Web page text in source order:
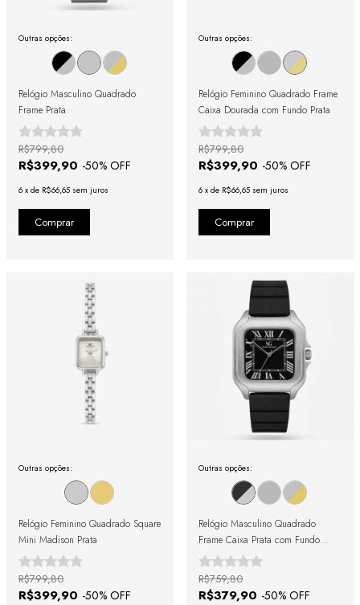
Outras opções:
Relógio Masculino Quadrado
Frame Prata
R$399,90 -50% OFF
R$799,80
6 x de R$66,65 sem juros
Outras opções:
Relógio Feminino Quadrado Frame
Caixa Dourada com Fundo Prata
R$399,90 -50% OFF
R$799,80
6 x de R$66,65 sem juros
Outras opções:
Relógio Feminino Quadrado Square
Mini Madison Prata
R$399,90 -50% OFF
R$799,80
Outras opções:
Relógio Masculino Quadrado
Frame Caixa Prata com Fundo
Preto e Pulseira Emborrachada
Preta
R$379,90 -50% OFF
R$759,80